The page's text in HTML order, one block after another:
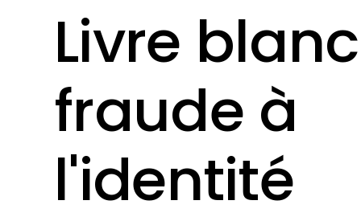
Livre
fraude à
l'identité